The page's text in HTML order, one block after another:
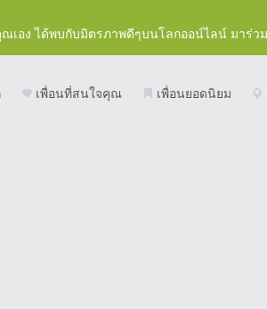
เอง ได้พบกับมิตรภาพดีๆบนโลกออน์ไลน์ มาร่ว
เพื่อนที่สนใจคุณ เพื่อนยอดนิยม